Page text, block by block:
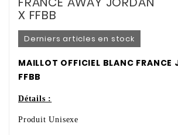
X FFBB
Derniers articles en stock
MAILLOT OFFICIEL BLANC FRANCE
FFBB
Détails :
Produit Unisexe